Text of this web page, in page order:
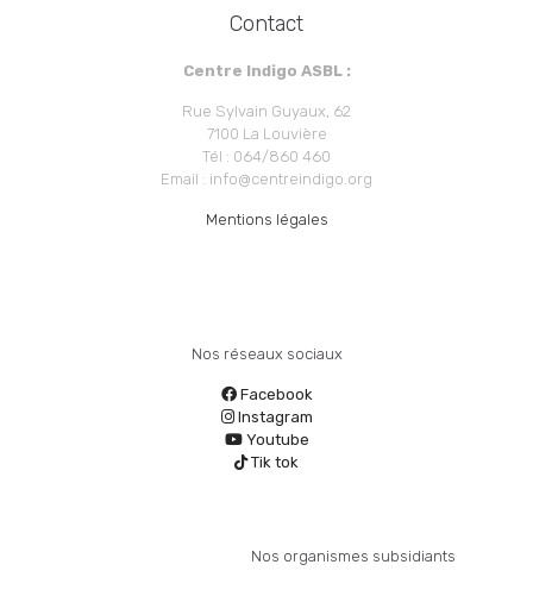
Contact
Centre Indigo ASBL :
Rue Sylvain Guyaux, 62
7100 La Louvière
Tél : 064/860 460
Email : info@centreindigo.org
Mentions légales
Nos réseaux sociaux
Facebook
Instagram
Youtube
Tik tok
Nos organismes subsidiants